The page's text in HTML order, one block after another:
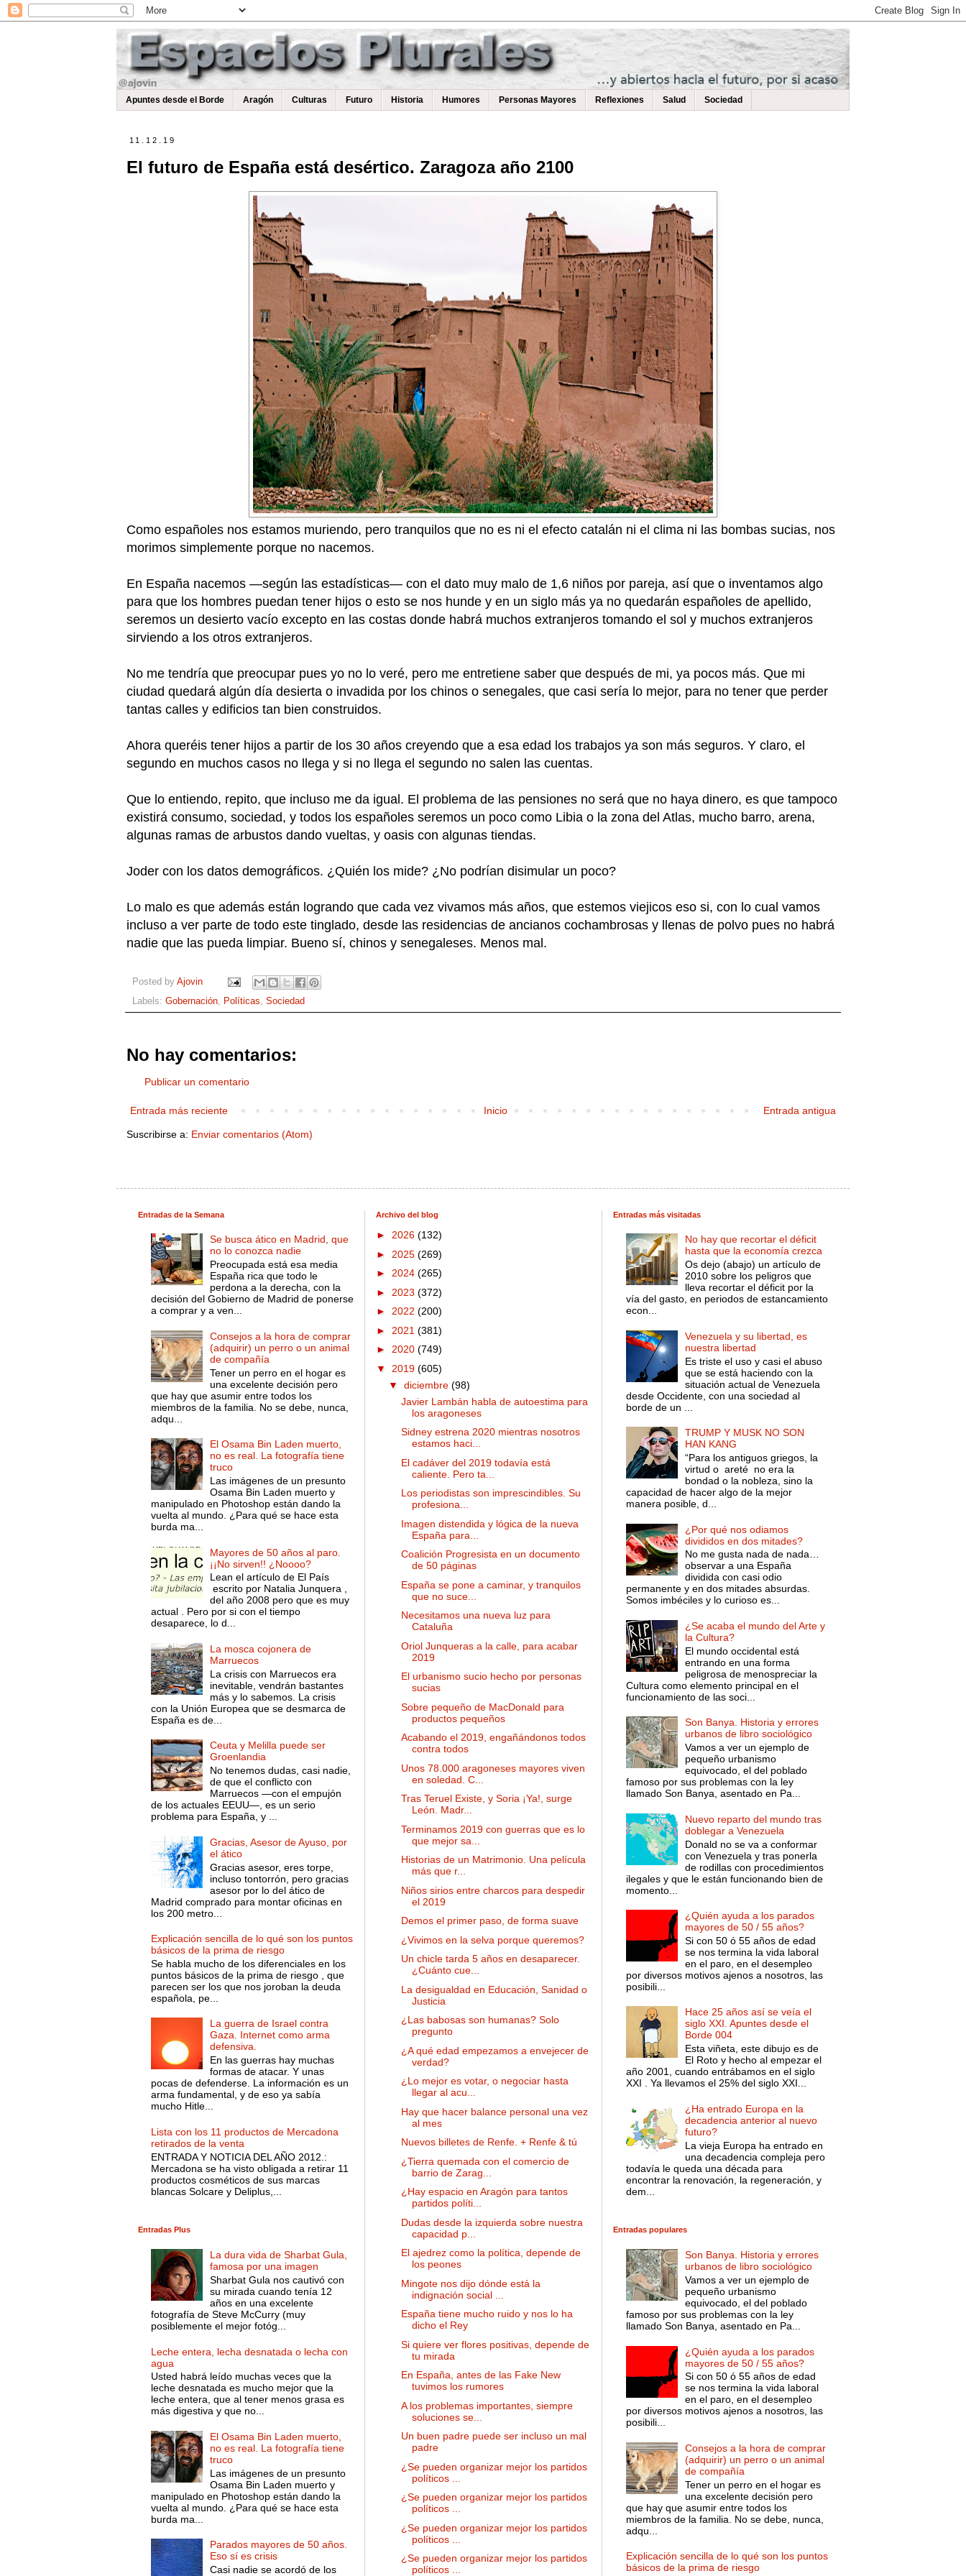
Apuntes desde el Borde Aragón Culturas Futuro Historia Humores Personas Mayores Reflexiones Salud Sociedad
11.12.19
El futuro de España está desértico. Zaragoza año 2100
Como españoles nos estamos muriendo, pero tranquilos que no es ni el efecto catalán ni el clima ni las bombas sucias, nos
morimos simplemente porque no nacemos.
En España nacemos —según las estadísticas— con el dato muy malo de 1,6 niños por pareja, así que o inventamos algo
para que los hombres puedan tener hijos o esto se nos hunde y en un siglo más ya no quedarán españoles de apellido,
seremos un desierto vacío excepto en las costas donde habrá muchos extranjeros tomando el sol y muchos extranjeros
sirviendo a los otros extranjeros.
No me tendría que preocupar pues yo no lo veré, pero me entretiene saber que después de mi, ya pocos más. Que mi
ciudad quedará algún día desierta o invadida por los chinos o senegales, que casi sería lo mejor, para no tener que perder
tantas calles y edificios tan bien construidos.
Ahora queréis tener hijos a partir de los 30 años creyendo que a esa edad los trabajos ya son más seguros. Y claro, el
segundo en muchos casos no llega y si no llega el segundo no salen las cuentas.
Que lo entiendo, repito, que incluso me da igual. El problema de las pensiones no será que no haya dinero, es que tampoco
existirá consumo, sociedad, y todos los españoles seremos un poco como Libia o la zona del Atlas, mucho barro, arena,
algunas ramas de arbustos dando vueltas, y oasis con algunas tiendas.
Joder con los datos demográficos. ¿Quién los mide? ¿No podrían disimular un poco?
Lo malo es que además están logrando que cada vez vivamos más años, que estemos viejicos eso si, con lo cual vamos
incluso a ver parte de todo este tinglado, desde las residencias de ancianos cochambrosas y llenas de polvo pues no habrá
nadie que las pueda limpiar. Bueno sí, chinos y senegaleses. Menos mal.
Posted by Ajovin
Labels: Gobernación Políticas Sociedad
No hay comentarios:
Publicar un comentario
Entrada más reciente Entrada antigua
Inicio
Suscribirse a: Enviar comentarios (Atom)
Entradas de la Semana
Se busca ático en Madrid, que
no lo conozca nadie
Preocupada está esa media
España rica que todo le
perdona a la derecha, con la
decisión del Gobierno de Madrid de ponerse
a comprar y a ven...
Consejos a la hora de comprar
(adquirir) un perro o un animal
de compañía
Tener un perro en el hogar es
una excelente decisión pero
que hay que asumir entre todos los
miembros de la familia. No se debe, nunca,
adqu...
El Osama Bin Laden muerto,
no es real. La fotografía tiene
truco
Las imágenes de un presunto
Osama Bin Laden muerto y
manipulado en Photoshop están dando la
vuelta al mundo. ¿Para qué se hace esta
burda ma...
Mayores de 50 años al paro.
¡¡No sirven!! ¿Noooo?
Lean el artículo de El País
escrito por Natalia Junquera ,
del año 2008 pero que es muy
actual . Pero por si con el tiempo
desaparece, lo d...
La mosca cojonera de
Marruecos
La crisis con Marruecos era
inevitable, vendrán bastantes
más y lo sabemos. La crisis
con la Unión Europea que se desmarca de
España es de...
Ceuta y Melilla puede ser
Groenlandia
No tenemos dudas, casi nadie,
de que el conflicto con
Marruecos —con el empujón
de los actuales EEUU—, es un serio
problema para España, y ...
Gracias, Asesor de Ayuso, por
el ático
Gracias asesor, eres torpe,
incluso tontorrón, pero gracias
asesor por lo del ático de
Madrid comprado para montar oficinas en
los 200 metro...
Explicación sencilla de lo qué son los puntos
básicos de la prima de riesgo
Se habla mucho de los diferenciales en los
puntos básicos de la prima de riesgo , que
parecen ser los que nos joroban la deuda
española, pe...
La guerra de Israel contra
Gaza. Internet como arma
defensiva.
En las guerras hay muchas
formas de atacar. Y unas
pocas de defenderse. La información es un
arma fundamental, y de eso ya sabía
mucho Hitle...
Lista con los 11 productos de Mercadona
retirados de la venta
ENTRADA Y NOTICIA DEL AÑO 2012.:
Mercadona se ha visto obligada a retirar 11
productos cosméticos de sus marcas
blancas Solcare y Deliplus,...
Entradas Plus
La dura vida de Sharbat Gula,
famosa por una imagen
Sharbat Gula nos cautivó con
su mirada cuando tenía 12
años en una excelente
fotografía de Steve McCurry (muy
posiblemente el mejor fotóg...
Leche entera, lecha desnatada o lecha con
agua
Usted habrá leído muchas veces que la
leche desnatada es mucho mejor que la
leche entera, que al tener menos grasa es
más digestiva y que no...
El Osama Bin Laden muerto,
no es real. La fotografía tiene
truco
Las imágenes de un presunto
Osama Bin Laden muerto y
manipulado en Photoshop están dando la
vuelta al mundo. ¿Para qué se hace esta
burda ma...
Parados mayores de 50 años.
Eso sí es crisis
Casi nadie se acordó de los
Archivo del blog
► 2026 (132)
► 2025 (269)
► 2024 (265)
► 2023 (372)
► 2022 (200)
► 2021 (381)
► 2020 (749)
▼ 2019 (605)
▼ diciembre (98)
Javier Lambán habla de autoestima para
los aragoneses
Sidney estrena 2020 mientras nosotros
estamos haci...
El cadáver del 2019 todavía está
caliente. Pero ta...
Los periodistas son imprescindibles. Su
profesiona...
Imagen distendida y lógica de la nueva
España para...
Coalición Progresista en un documento
de 50 páginas
España se pone a caminar, y tranquilos
que no suce...
Necesitamos una nueva luz para
Cataluña
Oriol Junqueras a la calle, para acabar
2019
El urbanismo sucio hecho por personas
sucias
Sobre pequeño de MacDonald para
productos pequeños
Acabando el 2019, engañándonos todos
contra todos
Unos 78.000 aragoneses mayores viven
en soledad. C...
Tras Teruel Existe, y Soria ¡Ya!, surge
León. Madr...
Terminamos 2019 con guerras que es lo
que mejor sa...
Historias de un Matrimonio. Una película
más que r...
Niños sirios entre charcos para despedir
el 2019
Demos el primer paso, de forma suave
¿Vivimos en la selva porque queremos?
Un chicle tarda 5 años en desaparecer.
¿Cuánto cue...
La desigualdad en Educación, Sanidad o
Justicia
¿Las babosas son humanas? Solo
pregunto
¿A qué edad empezamos a envejecer de
verdad?
¿Lo mejor es votar, o negociar hasta
llegar al acu...
Hay que hacer balance personal una vez
al mes
Nuevos billetes de Renfe. + Renfe & tú
¿Tierra quemada con el comercio de
barrio de Zarag...
¿Hay espacio en Aragón para tantos
partidos políti...
Dudas desde la izquierda sobre nuestra
capacidad p...
El ajedrez como la política, depende de
los peones
Mingote nos dijo dónde está la
indignación social ...
España tiene mucho ruido y nos lo ha
dicho el Rey
Si quiere ver flores positivas, depende de
tu mirada
En España, antes de las Fake New
tuvimos los rumores
A los problemas importantes, siempre
soluciones se...
Un buen padre puede ser incluso un mal
padre
¿Se pueden organizar mejor los partidos
políticos ...
¿Se pueden organizar mejor los partidos
políticos ...
¿Se pueden organizar mejor los partidos
políticos ...
¿Se pueden organizar mejor los partidos
políticos ...
Entradas más visitadas
No hay que recortar el déficit
hasta que la economía crezca
Os dejo (abajo) un artículo de
2010 sobre los peligros que
lleva recortar el déficit por la
vía del gasto, en periodos de estancamiento
econ...
Venezuela y su libertad, es
nuestra libertad
Es triste el uso y casi el abuso
que se está haciendo con la
situación actual de Venezuela
desde Occidente, con una sociedad al
borde de un ...
TRUMP Y MUSK NO SON
HAN KANG
“Para los antiguos griegos, la
virtud o areté no era la
bondad o la nobleza, sino la
capacidad de hacer algo de la mejor
manera posible, d...
¿Por qué nos odiamos
divididos en dos mitades?
No me gusta nada de nada…
observar a una España
dividida con casi odio
permanente y en dos mitades absurdas.
Somos imbéciles y lo curioso es...
¿Se acaba el mundo del Arte y
la Cultura?
El mundo occidental está
entrando en una forma
peligrosa de menospreciar la
Cultura como elemento principal en el
funcionamiento de las soci...
Son Banya. Historia y errores
urbanos de libro sociológico
Vamos a ver un ejemplo de
pequeño urbanismo
equivocado, el del poblado
famoso por sus problemas con la ley
llamado Son Banya, asentado en Pa...
Nuevo reparto del mundo tras
doblegar a Venezuela
Donald no se va a conformar
con Venezuela y tras ponerla
de rodillas con procedimientos
ilegales y que le están funcionando bien de
momento...
¿Quién ayuda a los parados
mayores de 50 / 55 años?
Si con 50 ó 55 años de edad
se nos termina la vida laboral
en el paro, en el desempleo
por diversos motivos ajenos a nosotros, las
posibili...
Hace 25 años así se veía el
siglo XXI. Apuntes desde el
Borde 004
Esta viñeta, este dibujo es de
El Roto y hecho al empezar el
año 2001, cuando entrábamos en el siglo
XXI . Ya llevamos el 25% del siglo XXI...
¿Ha entrado Europa en la
decadencia anterior al nuevo
futuro?
La vieja Europa ha entrado en
una decadencia compleja pero
todavía le queda una década para
encontrar la renovación, la regeneración, y
dem...
Entradas populares
Son Banya. Historia y errores
urbanos de libro sociológico
Vamos a ver un ejemplo de
pequeño urbanismo
equivocado, el del poblado
famoso por sus problemas con la ley
llamado Son Banya, asentado en Pa...
¿Quién ayuda a los parados
mayores de 50 / 55 años?
Si con 50 ó 55 años de edad
se nos termina la vida laboral
en el paro, en el desempleo
por diversos motivos ajenos a nosotros, las
posibili...
Consejos a la hora de comprar
(adquirir) un perro o un animal
de compañía
Tener un perro en el hogar es
una excelente decisión pero
que hay que asumir entre todos los
miembros de la familia. No se debe, nunca,
adqu...
Explicación sencilla de lo qué son los puntos
básicos de la prima de riesgo